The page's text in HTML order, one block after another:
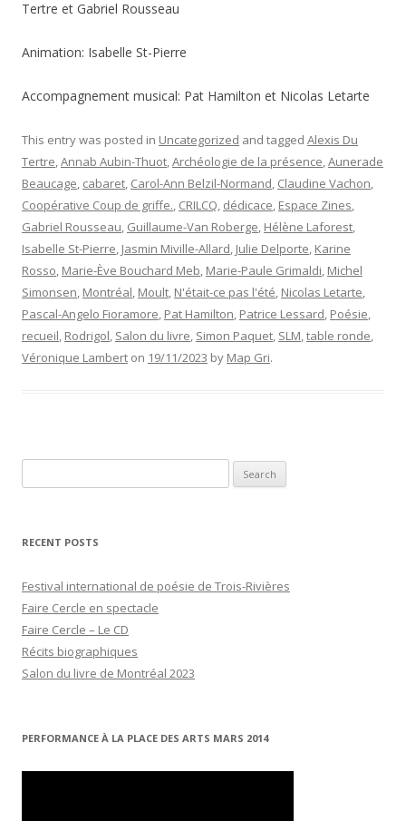
Tertre et Gabriel Rousseau
Animation: Isabelle St-Pierre
Accompagnement musical: Pat Hamilton et Nicolas Letarte
This entry was posted in Uncategorized and tagged Alexis Du
Tertre,Annab Aubin-Thuot,Archéologie de la présence,Aunerade
Beaucage, cabaret, Carol-Ann Belzil-Normand, Claudine Vachon,
Coopérative Coup de griffe., CRILCQ, dédicace, Espace Zines,
Gabriel Rousseau, Guillaume-Van Roberge, Hélène Laforest,
Isabelle St-Pierre, Jasmin Miville-Allard, Julie Delporte, Karine
Rosso, Marie-Ève Bouchard Meb, Marie-Paule Grimaldi, Michel
Simonsen, Montréal, Moult, N'était-ce pas l'été, Nicolas Letarte,
Pascal-Angelo Fioramore, Pat Hamilton, Patrice Lessard, Poésie,
recueil, Rodrigol, Salon du livre, Simon Paquet, SLM,table ronde,
Véronique Lambert on 19/11/2023 by Map Gri.
for:
RECENT POSTS
Festival international de poésie de Trois-Rivières
Faire Cercle en spectacle
Faire Cercle – Le CD
Récits biographiques
Salon du livre de Montréal 2023
PERFORMANCE À LA PLACE DES ARTS MARS 2014